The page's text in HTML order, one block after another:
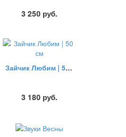
3 250 руб.
Зайчик Любим | 50 см
3 180 руб.